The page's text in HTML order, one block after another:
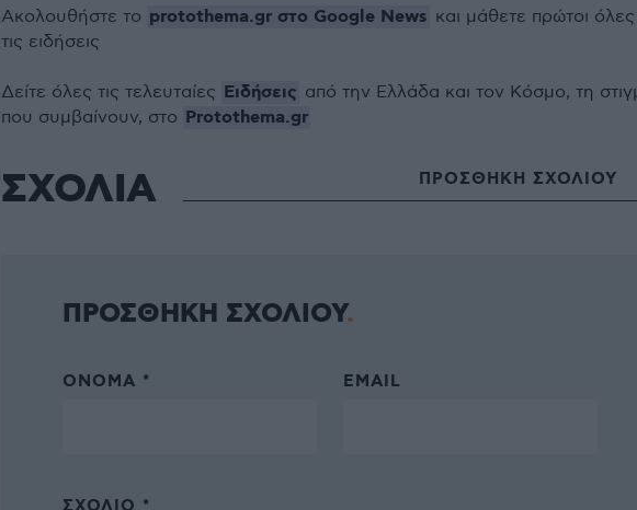
Ακολουθήστε το protothema.gr στο Google News και μάθετε πρώτοι όλες
τις ειδήσεις
Δείτε όλες τις τελευταίες Ειδήσεις από την Ελλάδα και τον Κόσμο, τη
που συμβαίνουν, στο Protothema.gr
ΣΧΟΛΙΑ ΠΡΟΣΘΗΚΗ ΣΧΟΛΙΟΥ
ΠΡΟΣΘΗΚΗ ΣΧΟΛΙΟΥ
ΌΝΟΜΑ * EMAIL